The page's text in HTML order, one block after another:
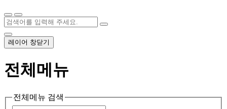
레이어 창닫기
전체메뉴
전체메뉴 검색